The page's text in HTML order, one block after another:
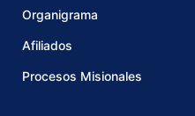
Organigrama
Afiliados
Procesos Misionales